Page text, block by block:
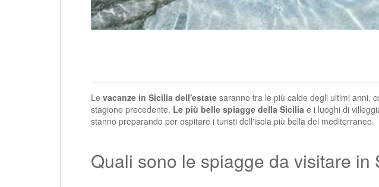
Le vacanze in Sicilia dell'estate saranno tra le più calde degli ultimi anni,
stagione precedente. Le più belle spiagge della Sicilia e i luoghi di
stanno preparando per ospitare i turisti dell'isola più bella del mediterraneo.
Quali sono le spiagge da visitare in